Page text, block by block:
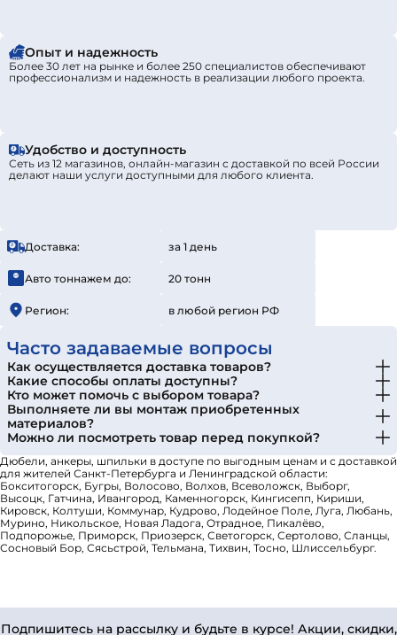
Опыт и надежность
Более 30 лет на рынке и более 250 специалистов обеспечивают
профессионализм и надежность в реализации любого проекта.
Удобство и доступность
Сеть из 12 магазинов, онлайн-магазин с доставкой по всей России
делают наши услуги доступными для любого клиента.
Доставка: за 1 день
Авто тоннажем до: 20 тонн
Регион: в любой регион РФ
Часто задаваемые вопросы
Как осуществляется доставка товаров?
Какие способы оплаты доступны?
Кто может помочь с выбором товара?
Выполняете ли вы монтаж приобретенных
материалов?
Можно ли посмотреть товар перед покупкой?
Дюбели, анкеры, шпильки в доступе по выгодным ценам и с доставкой
для жителей Санкт-Петербурга и Ленинградской области:
Бокситогорск, Бугры, Волосово, Волхов, Всеволожск, Выборг,
Высоцк, Гатчина, Ивангород, Каменногорск, Кингисепп, Кириши,
Кировск, Колтуши, Коммунар, Кудрово, Лодейное Поле, Луга, Любань,
Мурино, Никольское, Новая Ладога, Отрадное, Пикалёво,
Подпорожье, Приморск, Приозерск, Светогорск, Сертолово, Сланцы,
Сосновый Бор, Сясьстрой, Тельмана, Тихвин, Тосно, Шлиссельбург.
Подпишитесь на рассылку и будьте в курсе! Акции, скидки,